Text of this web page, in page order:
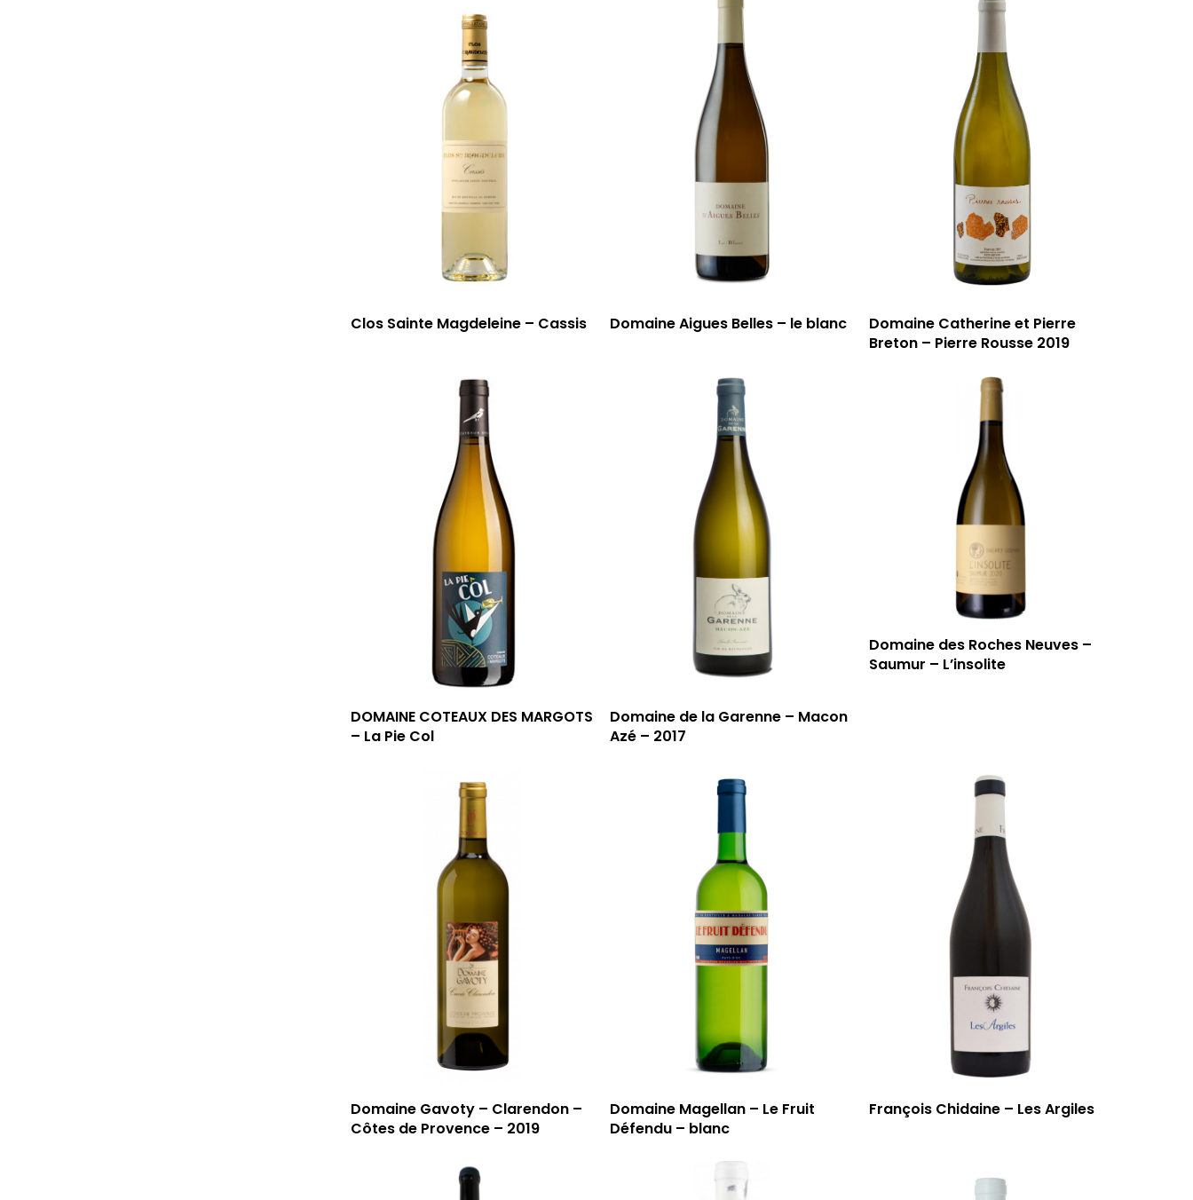
Clos Sainte Magdeleine – Cassis Domaine Aigues Belles – le blanc
Domaine Catherine et Pierre
Breton – Pierre Rousse 2019
DOMAINE COTEAUX DES MARGOTS
– La Pie Col
Domaine de la Garenne – Macon
Azé – 2017
Domaine des Roches Neuves –
Saumur – L’insolite
Domaine Gavoty – Clarendon –
Côtes de Provence – 2019
Domaine Magellan – Le Fruit
Défendu – blanc
François Chidaine – Les Argiles
T: 04 91 33 46 59